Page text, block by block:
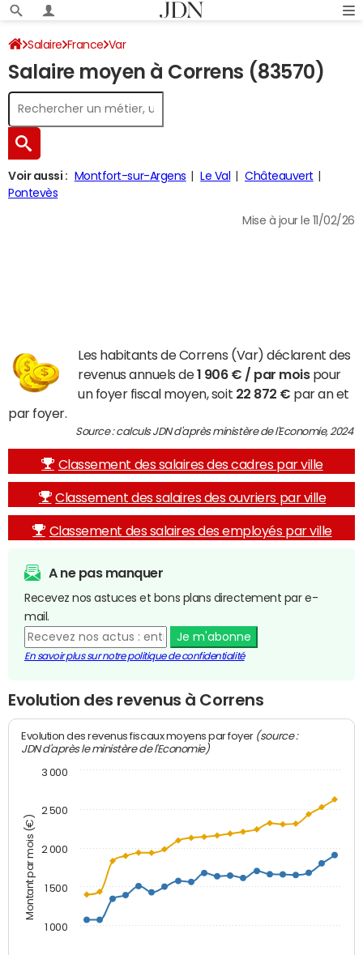
Salaire France Var
Salaire moyen à Correns (83570)
Voir aussi : Montfort-sur-Argens Le Val
Châteauvert
Pontevès
Mise à jour le 11/02/26
Les habitants de Correns (Var) déclarent des
revenus annuels de1 906 € / par moispour
un foyer fiscal moyen, soit 22 872 € par an et
par foyer.
Source : calculs JDN d'après ministère de l'Economie, 2024
Classement des salaires des cadres par ville
Classement des salaires des ouvriers par ville
Classement des salaires des employés par ville
A ne pas manquer
Recevez nos astuces et bons plans directement par e-
mail.
Je m'abonne
En savoir plus sur notre politique de confidentialité
Evolution des revenus à Correns
Montant par mois (€)
Evolution des revenus fiscaux moyens par foyer (source :
JDN d'après le ministère de l'Economie)
1 000
1 500
2 000
2 500
3 000